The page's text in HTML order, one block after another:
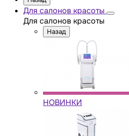
Для салонов красоты
Для салонов красоты
Назад
НОВИНКИ